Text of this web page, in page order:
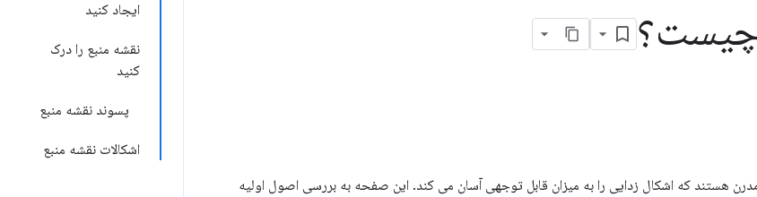
ایجاد کنید
نقشه منبع را درک
کنید
پسوند نقشه منبع
اشکالات نقشه منبع
چیست؟
هستند که اشکال زدایی را به میزان قابل توجهی آسان می کند. این صفحه به بررسی اصول اولیه